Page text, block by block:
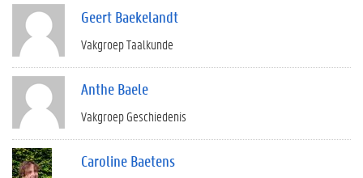
Geert Baekelandt
Vakgroep Taalkunde
Anthe Baele
Vakgroep Geschiedenis
Caroline Baetens